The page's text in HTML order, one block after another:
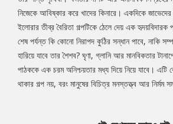
নিজেকে আবিষ্কার করে খাদের কিনারে। একদিকে
ইলোরার তীব্র বৈরিতা গল্পটিকে ঠেলে দেয় এক
শেষ পর্যন্ত কি কোনো নিরাপদ কুঠির সন্ধান পাবে, নাকি
হারিয়ে যাবে তার শৈশব? ঘৃণা, গ্লানি আর মানবিকতার
পাঠককে এক চরম অনিশ্চয়তার মধ্য দিয়ে নিয়ে যাবে। এটি
থাকার গল্প নয়, বরং মানুষের বিচিত্র মনস্তত্ত্ব আর নির্মম